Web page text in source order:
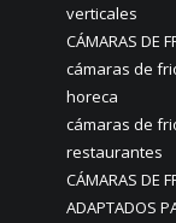
verticales
CÁMARAS DE
cámaras de
horeca
cámaras de
restaurantes
CÁMARAS DE
ADAPTADOS